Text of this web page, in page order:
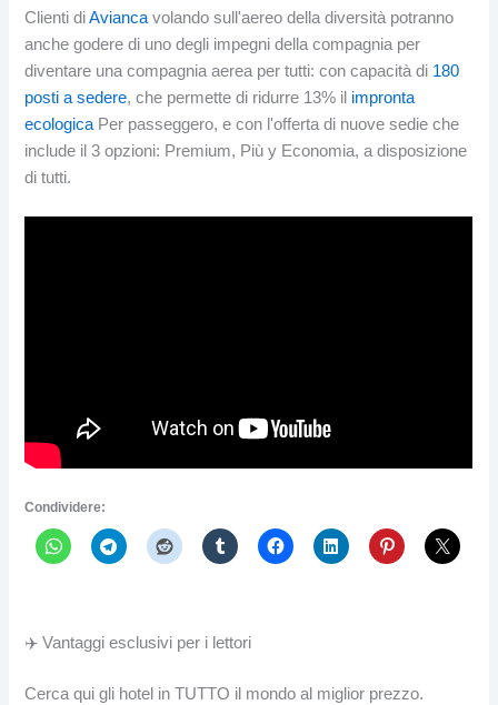
Clienti diAvianca volando sull'aereo della diversità potranno
anche godere di uno degli impegni della compagnia per
diventare una compagnia aerea per tutti: con capacità di 180
posti a sedere, che permette di ridurre 13% il impronta
ecologica Per passeggero, e con l'offerta di nuove sedie che
include il 3 opzioni: Premium, Più y Economia, a disposizione
di tutti.
Condividere:
✈️ Vantaggi esclusivi per i lettori
Cerca qui gli hotel in TUTTO il mondo al miglior prezzo.